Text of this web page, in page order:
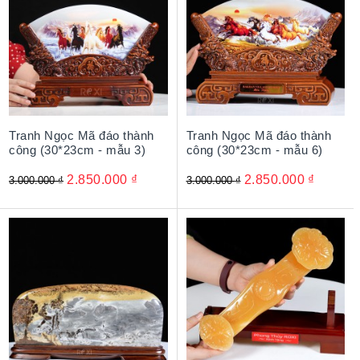
Tranh Ngọc Mã đáo thành
công (30*23cm - mẫu 3)
3.000.000 ₫ 2.850.000 ₫
Tranh Ngọc Mã đáo thành
công (30*23cm - mẫu 6)
3.000.000 ₫ 2.850.000 ₫